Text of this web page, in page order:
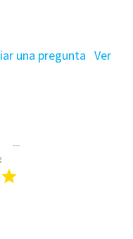
una pregunta Ver